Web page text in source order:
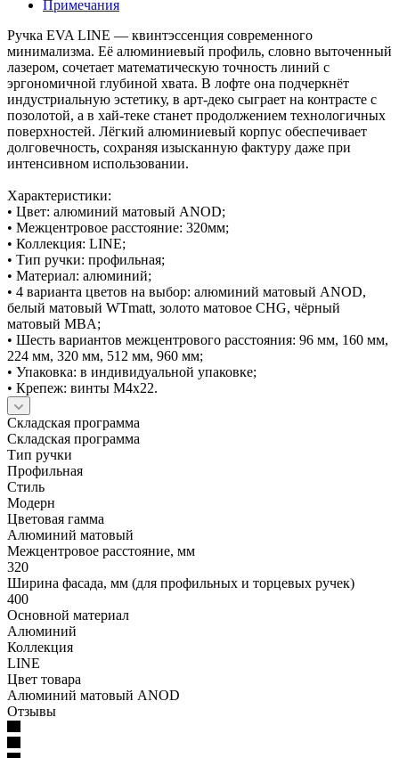
Примечания
Ручка EVA LINE — квинтэссенция современного
минимализма. Её алюминиевый профиль, словно выточенный
лазером, сочетает математическую точность линий с
эргономичной глубиной хвата. В лофте она подчеркнёт
индустриальную эстетику, в арт-деко сыграет на контрасте с
позолотой, а в хай-теке станет продолжением технологичных
поверхностей. Лёгкий алюминиевый корпус обеспечивает
долговечность, сохраняя изысканную фактуру даже при
интенсивном использовании.
Характеристики:
• Цвет: алюминий матовый ANOD;
• Межцентровое расстояние: 320мм;
• Коллекция: LINE;
• Тип ручки: профильная;
• Материал: алюминий;
• 4 варианта цветов на выбор: алюминий матовый ANOD,
белый матовый WTmatt, золото матовое CHG, чёрный
матовый MBA;
• Шесть вариантов межцентрового расстояния: 96 мм, 160 мм,
224 мм, 320 мм, 512 мм, 960 мм;
• Упаковка: в индивидуальной упаковке;
• Крепеж: винты М4х22.
Складская программа
Складская программа
Тип ручки
Профильная
Стиль
Модерн
Цветовая гамма
Алюминий матовый
Межцентровое расстояние, мм
320
Ширина фасада, мм (для профильных и торцевых ручек)
400
Основной материал
Алюминий
Коллекция
LINE
Цвет товара
Алюминий матовый ANOD
Отзывы